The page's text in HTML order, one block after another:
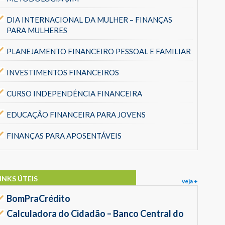
DIA INTERNACIONAL DA MULHER – FINANÇAS
PARA MULHERES
PLANEJAMENTO FINANCEIRO PESSOAL E FAMILIAR
INVESTIMENTOS FINANCEIROS
CURSO INDEPENDÊNCIA FINANCEIRA
EDUCAÇÃO FINANCEIRA PARA JOVENS
FINANÇAS PARA APOSENTÁVEIS
veja +
ÚTEIS
BomPraCrédito
Calculadora do Cidadão – Banco Central do